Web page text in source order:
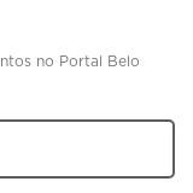
no Portal Belo